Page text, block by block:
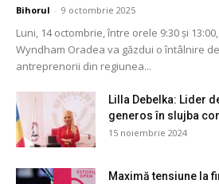
Bihorul - 9 octombrie 2025
Luni, 14 octombrie, între orele 9:30 și
Wyndham Oradea va găzdui o întâlnire
antreprenorii din regiunea...
Lilla Debelka: Lider
generos în slujba
15 noiembrie 2024
Maximă tensiune la